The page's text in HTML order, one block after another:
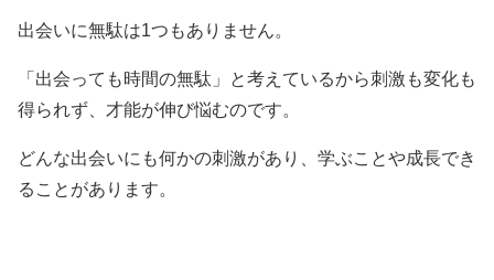
出会いに無駄は1つもありません。
「出会っても時間の無駄」と考えているから刺激も変化も
得られず、才能が伸び悩むのです。
どんな出会いにも何かの刺激があり、学ぶことや成長でき
ることがあります。